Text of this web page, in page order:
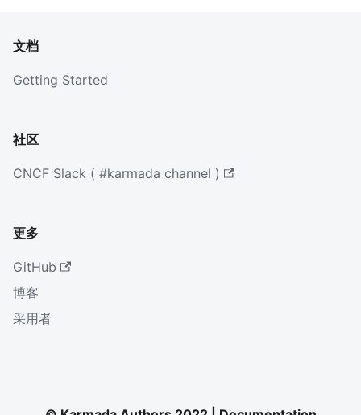
文档
Getting Started
社区
CNCF Slack ( #karmada channel )
更多
GitHub
博客
采用者